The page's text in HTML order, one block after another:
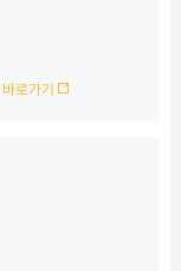
바로가기